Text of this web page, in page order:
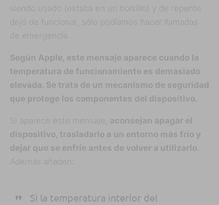
siendo usado (estaba en un bolsillo) y de repente
dejó de funcionar, sólo podíamos hacer llamadas
de emergencia.
Según Apple, este mensaje aparece cuando la
temperatura de funcionamiento es demasiado
elevada. Se trata de un mecanismo de seguridad
que protege los componentes del dispositivo.
Si aparece este mensaje, aconsejan apagar el
dispositivo, trasladarlo a un entorno más frío y
dejar que se enfríe antes de volver a utilizarlo.
Además añaden:
Si la temperatura interior del